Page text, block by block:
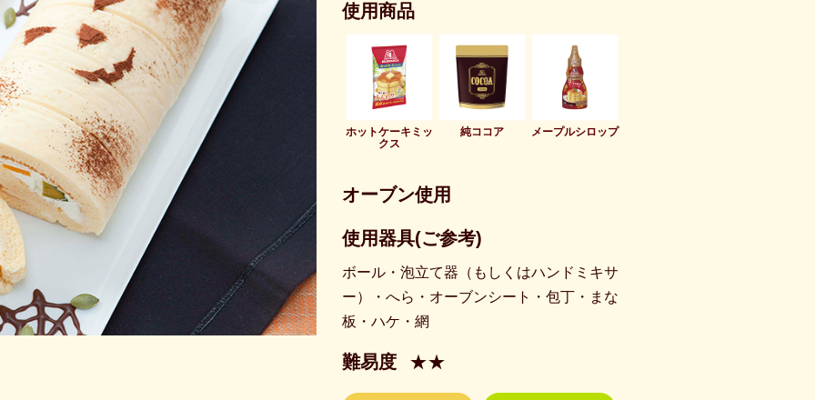
使用商品
ホットケーキミッ
クス
純ココア メープルシロップ
オーブン使用
使用器具(ご参考)
ボール・泡立て器（もしくはハンドミキサ
ー）・へら・オーブンシート・包丁・まな
板・ハケ・網
難易度 ★★